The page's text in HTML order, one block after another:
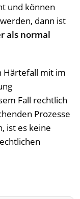
und können
dann ist
als normal
Härtefall mit im
Fall rechtlich
Prozesse
ist es keine